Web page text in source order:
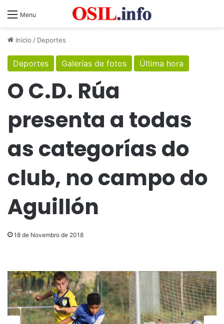
Menu
Inicio / Deportes
Deportes Galerías de fotos Última hora
O C.D. Rúa
presenta a todas
as categorías do
club, no campo do
Aguillón
18 de Novembro de 2018